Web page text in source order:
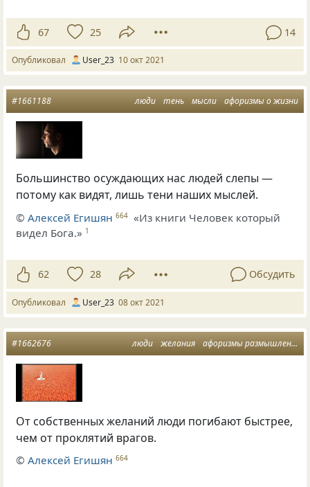
67 25 14
Опубликовал User_23 10 окт 2021
люди тень мысли афоризмы о жизни
#1661188
Большинство осуждающих нас людей слепы —
потому как видят, лишь тени наших мыслей.
©Алексей Егишян 664 «Из книги Человек который
видел Бога.» 1
62 28 Обсудить
Опубликовал User_23 08 окт 2021
люди желания афоризмы размышления
#1662676
От собственных желаний люди погибают быстрее,
чем от проклятий врагов.
©Алексей Егишян 664